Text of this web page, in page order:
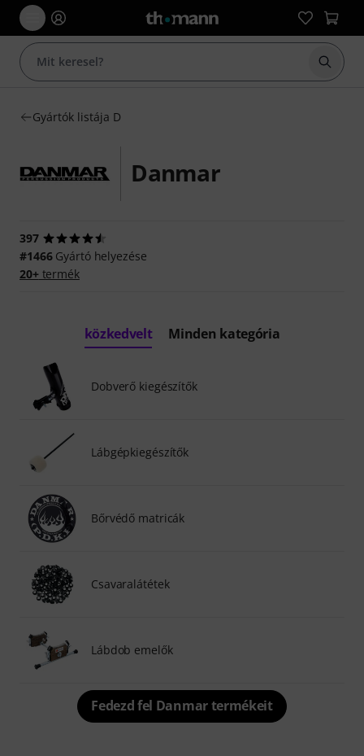
Gyártók listája D
Danmar
397
#1466Gyártó helyezése
20+termék
közkedvelt Minden kategória
Dobverő kiegészítők
Lábgépkiegészítők
Bőrvédő matricák
Csavaralátétek
Lábdob emelők
Fedezd fel Danmar termékeit